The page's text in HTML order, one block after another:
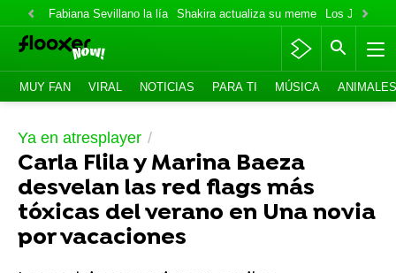
Fabiana Sevillano la lía Shakira actualiza su meme Los Jonas
MUY FAN VIRAL NOTICIAS PARA TI MÚSICA ANIMALES
Ya en atresplayer
Carla Flila y Marina Baeza
desvelan las red flags más
tóxicas del verano en Una novia
por vacaciones